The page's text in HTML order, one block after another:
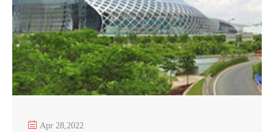
 Apr 28,2022